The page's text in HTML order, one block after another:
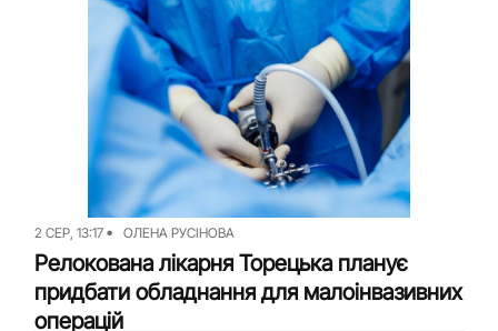
дозволити рух лише однією смугою. Про це
журналісти Вільного...
2 СЕР, 13:17 ОЛЕНА РУСІНОВА
Релокована лікарня Торецька планує
придбати обладнання для малоінвазивних
операцій